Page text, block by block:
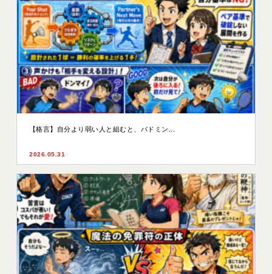
【格言】自分より弱い人と組むと、バドミン...
2026.05.31